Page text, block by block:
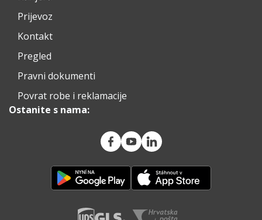
Prijevoz
Kontakt
Pregled
Pravni dokumenti
Povrat robe i reklamacije
Ostanite s nama: